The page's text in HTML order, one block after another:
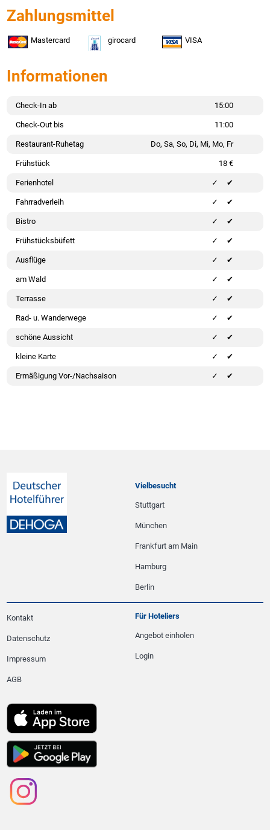
Zahlungsmittel
Mastercard girocard VISA
Informationen
Check-In ab 15:00
Check-Out bis 11:00
Restaurant-Ruhetag Do, Sa, So, Di, Mi, Mo, Fr
Frühstück 18 €
Ferienhotel ✔
Fahrradverleih ✔
Bistro ✔
Frühstücksbüfett ✔
Ausflüge ✔
am Wald ✔
Terrasse ✔
Rad- u. Wanderwege ✔
schöne Aussicht ✔
kleine Karte ✔
Ermäßigung Vor-/Nachsaison ✔
Vielbesucht
Stuttgart
München
Frankfurt am Main
Hamburg
Berlin
Kontakt
Datenschutz
Impressum
AGB
Für Hoteliers
Angebot einholen
Login